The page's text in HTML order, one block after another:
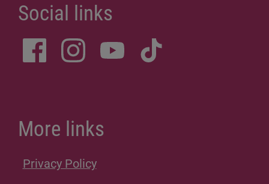
Social links
More links
Privacy Policy